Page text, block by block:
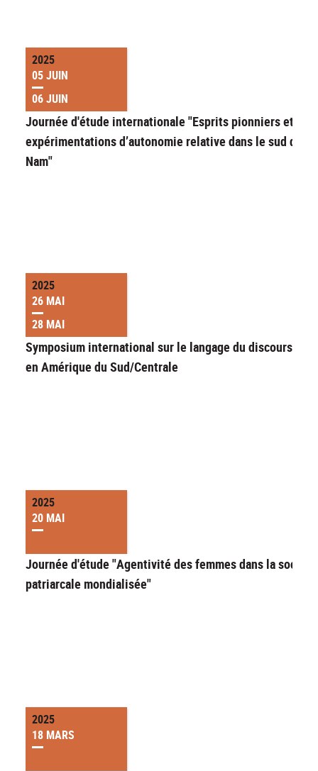
2025
05 JUIN
06 JUIN
Journée d'étude internationale "Esprits pionniers et
expérimentations d’autonomie relative dans le sud du
Nam"
2025
26 MAI
28 MAI
Symposium international sur le langage du discours
en Amérique du Sud/Centrale
2025
20 MAI
Journée d'étude "Agentivité des femmes dans la société
patriarcale mondialisée"
2025
18 MARS